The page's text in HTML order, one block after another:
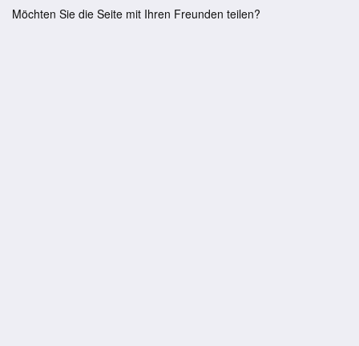
Möchten Sie die Seite mit Ihren Freunden teilen?